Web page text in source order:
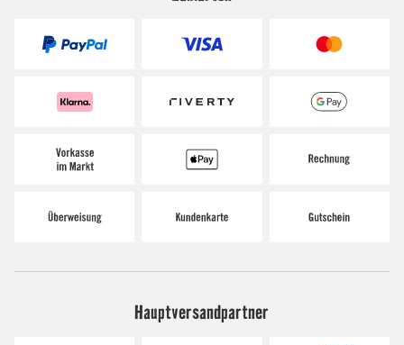
Hauptversandpartner